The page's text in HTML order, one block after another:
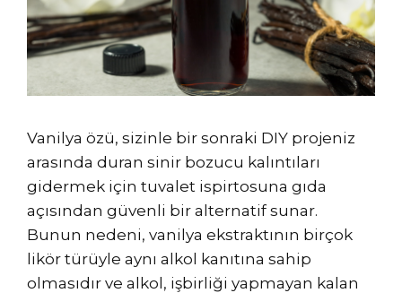
Vanilya özü, sizinle bir sonraki DIY projeniz
arasında duran sinir bozucu kalıntıları
gidermek için tuvalet ispirtosuna gıda
açısından güvenli bir alternatif sunar.
Bunun nedeni, vanilya ekstraktının birçok
likör türüyle aynı alkol kanıtına sahip
olmasıdır ve alkol, işbirliği yapmayan kalan